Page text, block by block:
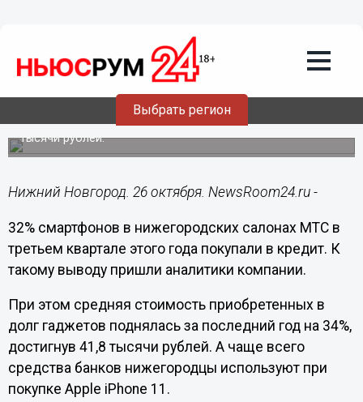
Выбрать регион
26.10.202112:56
Каждый третий смартфон в Нижнем
Новгороде покупают в кредит
Средняя стоимость «кредитного» гаджета достигла 41,8
тысячи рублей.
Нижний Новгород. 26 октября. NewsRoom24.ru -
32% смартфонов в нижегородских салонах МТС в
третьем квартале этого года покупали в кредит. К
такому выводу пришли аналитики компании.
При этом средняя стоимость приобретенных в
долг гаджетов поднялась за последний год на 34%,
достигнув 41,8 тысячи рублей. А чаще всего
средства банков нижегородцы используют при
покупке Apple iPhone 11.